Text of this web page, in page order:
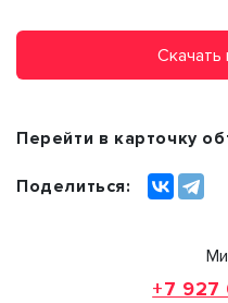
Скачать
Перейти в карточку
Поделиться:
+7